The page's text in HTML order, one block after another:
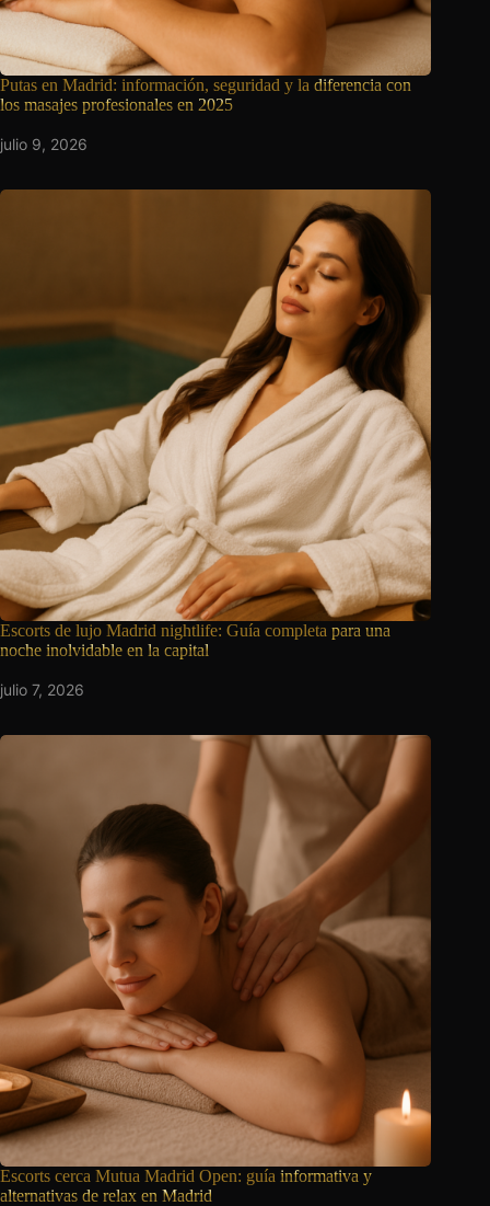
Putas en Madrid: información, seguridad y la diferencia con
los masajes profesionales en 2025
julio 9, 2026
Escorts de lujo Madrid nightlife: Guía completa para una
noche inolvidable en la capital
julio 7, 2026
Escorts cerca Mutua Madrid Open: guía informativa y
alternativas de relax en Madrid